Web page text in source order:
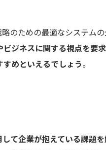
のための最適なシステム
ジネスに関する視点を要
めといえるでしょう 。
て企業が抱えている課題